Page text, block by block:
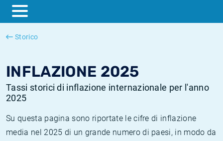
Storico
INFLAZIONE 2025
Tassi storici di inflazione internazionale per l'anno
2025
Su questa pagina sono riportate le cifre di inflazione
media nel 2025 di un grande numero di paesi, in modo da
ESTER
SONIA
Inflazione Italia
Inflazione Stati Uniti
Tassi storici di SONIA
Tassi storici di TONAR